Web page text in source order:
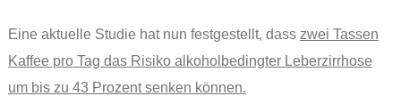
Eine aktuelle Studie hat nun festgestellt, dass zwei Tassen
Kaffee pro Tag das Risiko alkoholbedingter Leberzirrhose
um bis zu 43 Prozent senken können.